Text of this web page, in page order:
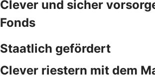
Clever und sicher
Fonds
Staatlich gefördert
Clever riestern mit dem